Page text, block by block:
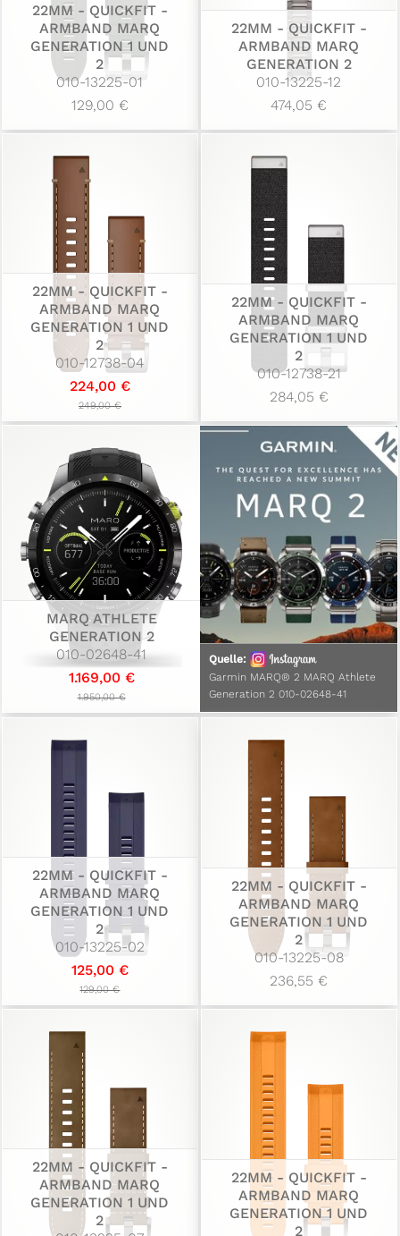
22MM - QUICKFIT -
ARMBAND MARQ
GENERATION 1 UND
2
010-13225-01
129,00 €
22MM - QUICKFIT -
ARMBAND MARQ
GENERATION 2
010-13225-12
474,05 €
22MM - QUICKFIT -
ARMBAND MARQ
GENERATION 1 UND
2
010-12738-04
224,00 €
249,00 €
22MM - QUICKFIT -
ARMBAND MARQ
GENERATION 1 UND
2
010-12738-21
284,05 €
MARQ ATHLETE
GENERATION 2
010-02648-41
1.169,00 €
1.950,00 €
Quelle:
Garmin MARQ® 2 MARQ Athlete
Generation 2 010-02648-41
22MM - QUICKFIT -
ARMBAND MARQ
GENERATION 1 UND
2
010-13225-02
125,00 €
129,00 €
22MM - QUICKFIT -
ARMBAND MARQ
GENERATION 1 UND
2
010-13225-08
236,55 €
22MM - QUICKFIT -
ARMBAND MARQ
GENERATION 1 UND
2
22MM - QUICKFIT -
ARMBAND MARQ
GENERATION 1 UND
2